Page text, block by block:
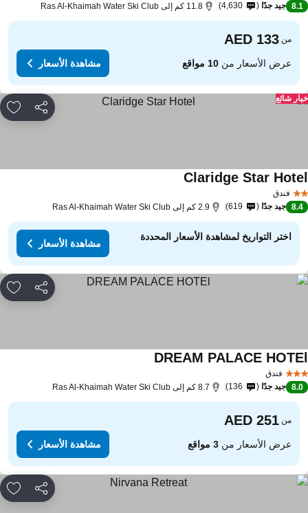
8.1 جيد جدًا 4,630 11.8 كم إلى Ras Al-Khaimah Water Ski Club
من
عرض الأسعار من10 مواقع مشاهدة الأسعار
مشاركة
شائع
فندق
Claridge Star
8.4 جيد جدًا 619 2.9 كم إلى Ras Al-Khaimah Water Ski Club
اختر التواريخ لمشاهدة الأسعار المحددة
مشاهدة الأسعار
مشاركة
فندق
DREAM PALACE
8.0 جيد جدًا 136 8.7 كم إلى Ras Al-Khaimah Water Ski Club
من
عرض الأسعار من3 مواقع مشاهدة الأسعار
مشاركة